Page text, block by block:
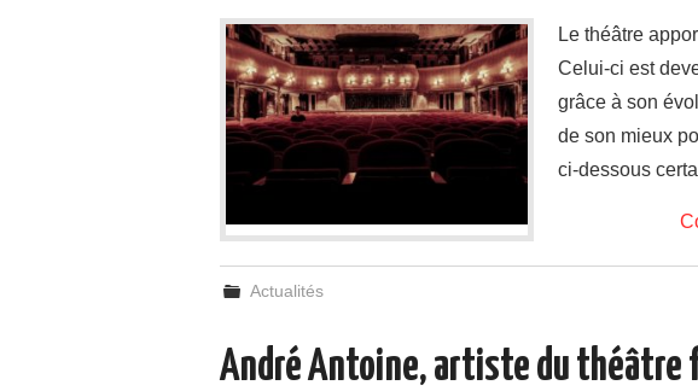
Le théâtre
Celui-ci est
grâce à son
de son mieux
ci-dessous
Actualités
André Antoine, artiste du théâtre